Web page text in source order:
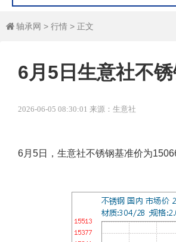
 轴承网 > 行情 > 正文
6月5日生意社不
2026-06-05 08:30:01 来源：生意社
6月5日，生意社不锈钢基准价为